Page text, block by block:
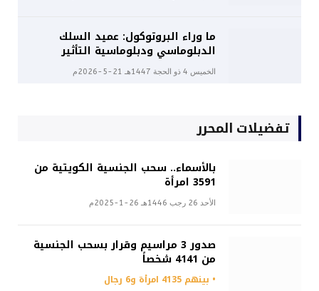
ما وراء البروتوكول: عميد السلك
الدبلوماسي ودبلوماسية التأثير
الخميس 4 ذو الحجة 1447هـ 21-5-2026م
تفضيلات المحرر
بالأسماء.. سحب الجنسية الكويتية من
3591 امرأة
الأحد 26 رجب 1446هـ 26-1-2025م
صدور 3 مراسيم وقرار بسحب الجنسية
من 4141 شخصاً
• بينهم 4135 امرأة و6 رجال